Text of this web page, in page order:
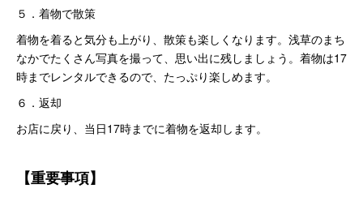
５．着物で散策
着物を着ると気分も上がり、散策も楽しくなります。浅草のまち
なかでたくさん写真を撮って、思い出に残しましょう。着物は17
時までレンタルできるので、たっぷり楽しめます。
６．返却
お店に戻り、当日17時までに着物を返却します。
【重要事項】